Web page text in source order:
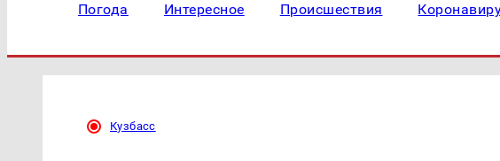
Погода Интересное Происшествия
Кузбасс